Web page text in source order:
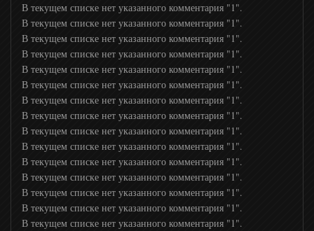
В текущем списке нет указанного комментария "1".
В текущем списке нет указанного комментария "1".
В текущем списке нет указанного комментария "1".
В текущем списке нет указанного комментария "1".
В текущем списке нет указанного комментария "1".
В текущем списке нет указанного комментария "1".
В текущем списке нет указанного комментария "1".
В текущем списке нет указанного комментария "1".
В текущем списке нет указанного комментария "1".
В текущем списке нет указанного комментария "1".
В текущем списке нет указанного комментария "1".
В текущем списке нет указанного комментария "1".
В текущем списке нет указанного комментария "1".
В текущем списке нет указанного комментария "1".
В текущем списке нет указанного комментария "1".